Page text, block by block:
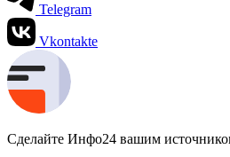
Telegram
Vkontakte
Сделайте Инфо24 вашим